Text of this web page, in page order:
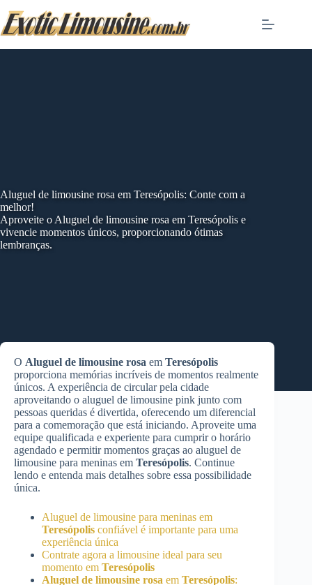
to
content
Aluguel de limousine rosa em Teresópolis: Conte com a
melhor!
Aproveite o Aluguel de limousine rosa em Teresópolis e
vivencie momentos únicos, proporcionando ótimas
lembranças.
O Aluguel de limousine rosa em Teresópolis
proporciona memórias incríveis de momentos realmente
únicos. A experiência de circular pela cidade
aproveitando o aluguel de limousine pink junto com
pessoas queridas é divertida, oferecendo um diferencial
para a comemoração que está iniciando. Aproveite uma
equipe qualificada e experiente para cumprir o horário
agendado e permitir momentos graças ao aluguel de
limousine para meninas em Teresópolis. Continue
lendo e entenda mais detalhes sobre essa possibilidade
única.
Aluguel de limousine para meninas em
Teresópolis confiável é importante para uma
experiência única
Contrate agora a limousine ideal para seu
momento em Teresópolis
Aluguel de limousine rosa em Teresópolis: